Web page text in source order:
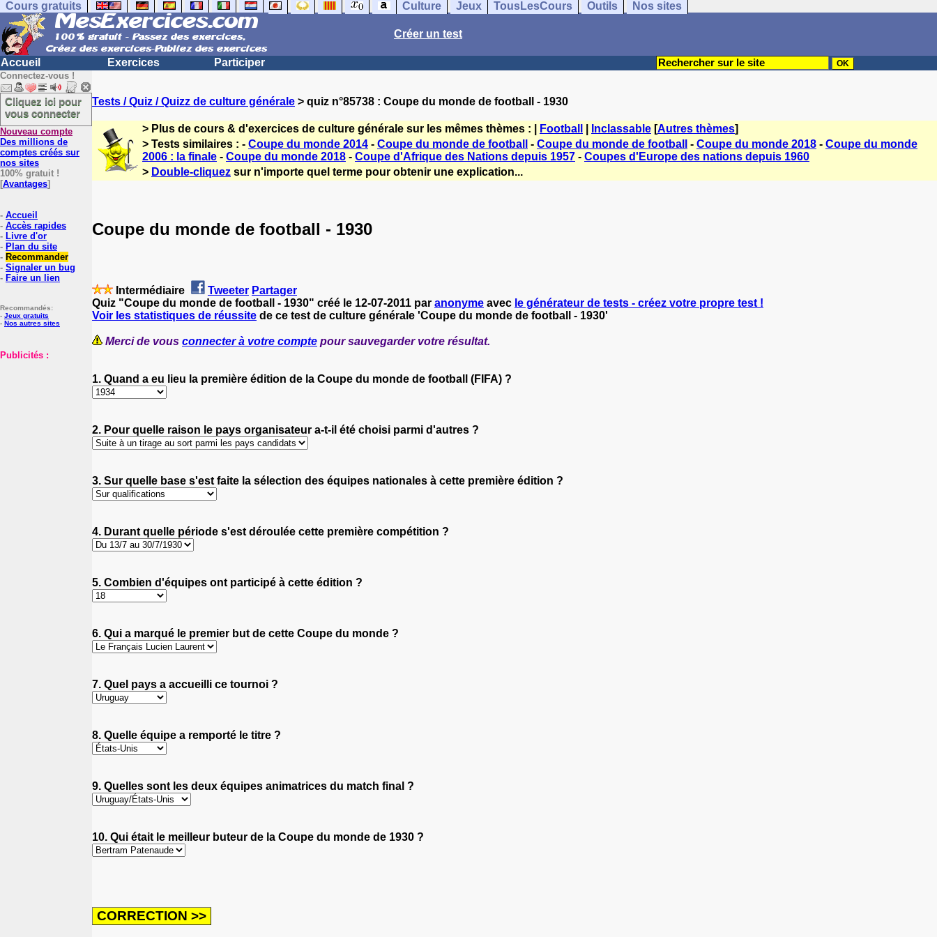
Cours gratuits Culture Jeux TousLesCours Outils Nos sites
Créer un test
Accueil Exercices Participer
Connectez-vous !
Cliquez ici pour
vous connecter
Nouveau compte
Des millions de
comptes créés sur
nos sites
100% gratuit !
[Avantages]
- Accueil
- Accès rapides
- Livre d'or
- Plan du site
- Recommander
- Signaler un bug
- Faire un lien
Recommandés:
- Jeux gratuits
- Nos autres sites
Publicités :
Tests / Quiz / Quizz de culture générale > quiz n°85738 : Coupe du monde de football - 1930
> Plus de cours & d'exercices de culture générale sur les mêmes thèmes : | Football Inclassable [Autres thèmes]
> Tests similaires : - Coupe du monde 2014 - Coupe du monde de football - Coupe du monde de football - Coupe du monde 2018 - Coupe du monde
2006 : la finale - Coupe du monde 2018 - Coupe d'Afrique des Nations depuis 1957 - Coupes d'Europe des nations depuis 1960
> Double-cliquez sur n'importe quel terme pour obtenir une explication...
Coupe du monde de football - 1930
Intermédiaire Tweeter Partager
Quiz "Coupe du monde de football - 1930" créé le 12-07-2011 par anonyme avec le générateur de tests - créez votre propre test !
Voir les statistiques de réussite de ce test de culture générale 'Coupe du monde de football - 1930'
Merci de vous connecter à votre compte pour sauvegarder votre résultat.
1. Quand a eu lieu la première édition de la Coupe du monde de football (FIFA) ?
2. Pour quelle raison le pays organisateur a-t-il été choisi parmi d'autres ?
3. Sur quelle base s'est faite la sélection des équipes nationales à cette première édition ?
4. Durant quelle période s'est déroulée cette première compétition ?
5. Combien d'équipes ont participé à cette édition ?
6. Qui a marqué le premier but de cette Coupe du monde ?
7. Quel pays a accueilli ce tournoi ?
8. Quelle équipe a remporté le titre ?
9. Quelles sont les deux équipes animatrices du match final ?
10. Qui était le meilleur buteur de la Coupe du monde de 1930 ?